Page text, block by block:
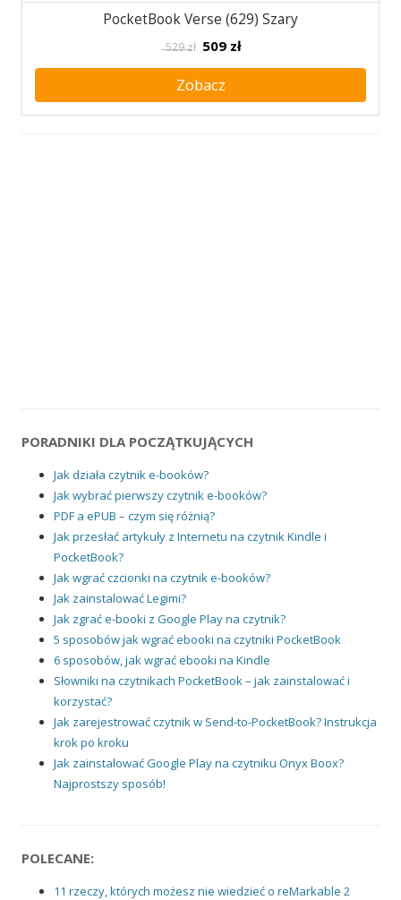
PocketBook Verse (629) Szary
529 zł 509 zł
Zobacz
PORADNIKI DLA POCZĄTKUJĄCYCH
Jak działa czytnik e-booków?
Jak wybrać pierwszy czytnik e-booków?
PDF a ePUB – czym się różnią?
Jak przesłać artykuły z Internetu na czytnik Kindle i
PocketBook?
Jak wgrać czcionki na czytnik e-booków?
Jak zainstalować Legimi?
Jak zgrać e-booki z Google Play na czytnik?
5 sposobów jak wgrać ebooki na czytniki PocketBook
6 sposobów, jak wgrać ebooki na Kindle
Słowniki na czytnikach PocketBook – jak zainstalować i
korzystać?
Jak zarejestrować czytnik w Send-to-PocketBook? Instrukcja
krok po kroku
Jak zainstalować Google Play na czytniku Onyx Boox?
Najprostszy sposób!
POLECANE:
11 rzeczy, których możesz nie wiedzieć o reMarkable 2